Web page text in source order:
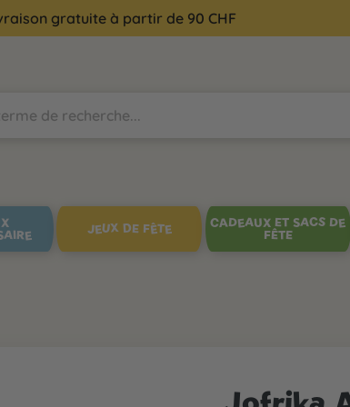
gratuite à partir de 90 CHF
JEUX DE FÊTE
CADEAUX ET SACS DE
FÊTE